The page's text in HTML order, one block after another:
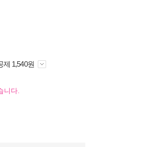
제 1,540원
니다.